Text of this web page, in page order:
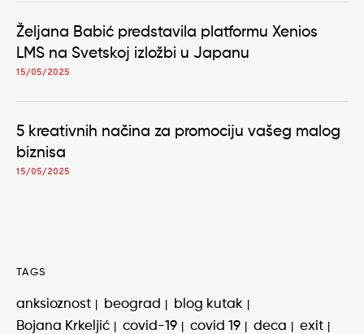
Željana Babić predstavila platformu Xenios
LMS na Svetskoj izložbi u Japanu
15/05/2025
5 kreativnih načina za promociju vašeg malog
biznisa
15/05/2025
TAGS
anksioznost beograd
blog kutak
Bojana Krkeljić
covid-19 covid 19 deca
exit